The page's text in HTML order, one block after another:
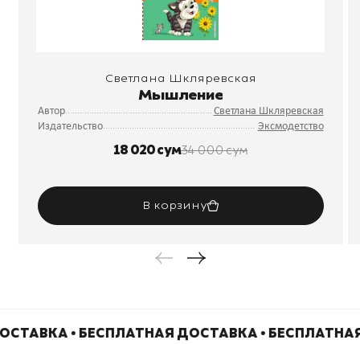
Светлана Шкляревская
Мышление
Автор
Светлана Шкляревская
Издательство
Эксмодетство
18 020 сум34 000 сум
В корзину
• БЕСПЛАТНАЯ ДОСТАВКА •